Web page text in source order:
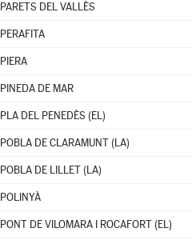
PARETS DEL VALLÈS
PERAFITA
PIERA
PINEDA DE MAR
PLA DEL PENEDÈS (EL)
POBLA DE CLARAMUNT (LA)
POBLA DE LILLET (LA)
POLINYÀ
PONT DE VILOMARA I ROCAFORT (EL)